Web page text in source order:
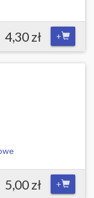
4,30 zł +
5,00 zł +